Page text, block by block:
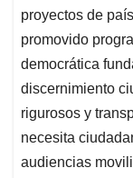
proyectos de
promovido
democrática
discernimiento
rigurosos y
necesita
audiencias